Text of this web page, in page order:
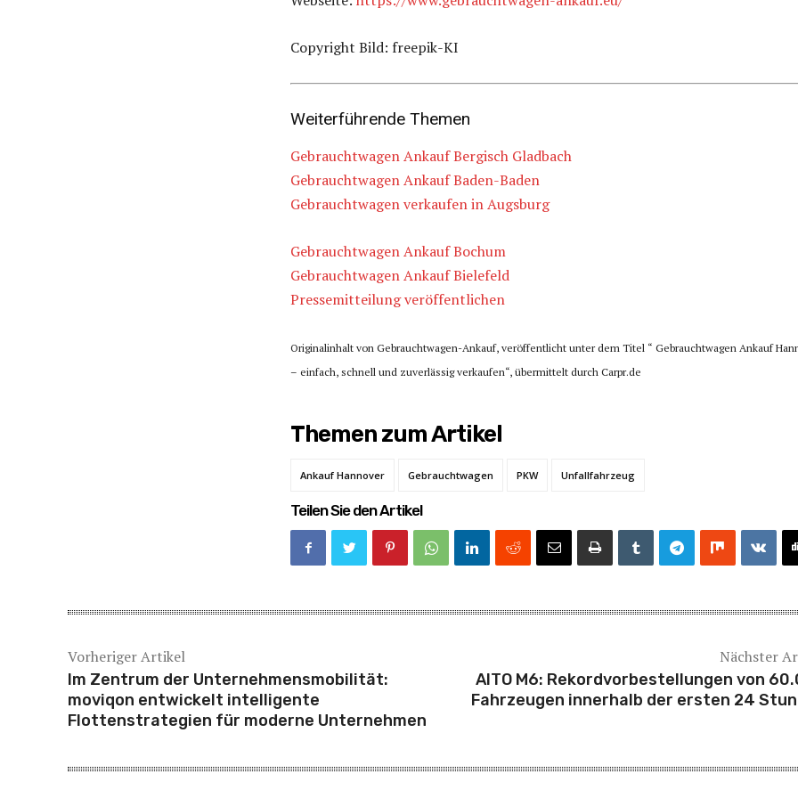
Copyright Bild: freepik-KI
Weiterführende Themen
Gebrauchtwagen Ankauf Bergisch Gladbach
Gebrauchtwagen Ankauf Baden-Baden
Gebrauchtwagen verkaufen in Augsburg
Gebrauchtwagen Ankauf Bochum
Gebrauchtwagen Ankauf Bielefeld
Pressemitteilung veröffentlichen
Originalinhalt von Gebrauchtwagen-Ankauf, veröffentlicht unter dem Titel “ Gebrauchtwagen Ankauf
– einfach, schnell und zuverlässig verkaufen“, übermittelt durch Carpr.de
Themen zum Artikel
Ankauf Hannover Gebrauchtwagen PKW Unfallfahrzeug
Teilen Sie den Artikel
Vorheriger Artikel
Im Zentrum der Unternehmensmobilität:
moviqon entwickelt intelligente
Flottenstrategien für moderne Unternehmen
Nächster
AITO M6: Rekordvorbestellungen von
Fahrzeugen innerhalb der ersten 24